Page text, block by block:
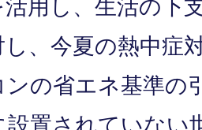
用し、生活の下
、今夏の熱中症
ンの省エネ基準の
設置されていない